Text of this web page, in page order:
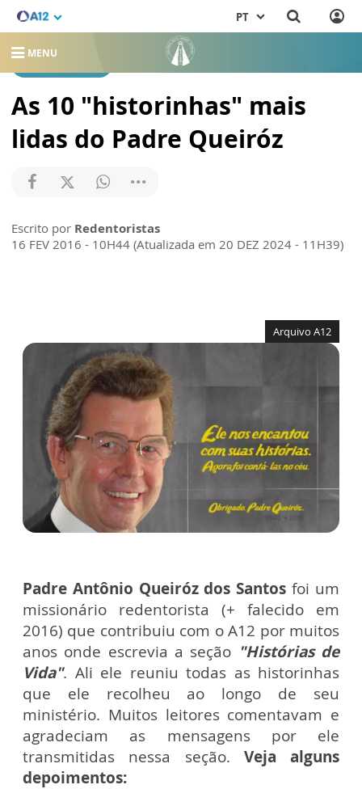
PT
MENU
As 10 "historinhas" mais
lidas do Padre Queiróz
Escrito por Redentoristas
16 FEV 2016 - 10H44 (Atualizada em 20 DEZ 2024 - 11H39)
Arquivo A12
Padre Antônio Queiróz dos Santos foi um
missionário redentorista (+ falecido em
2016) que contribuiu com o A12 por muitos
anos onde escrevia a seção "Histórias de
Vida". Ali ele reuniu todas as historinhas
que ele recolheu ao longo de seu
ministério. Muitos leitores comentavam e
agradeciam as mensagens por ele
transmitidas nessa seção. Veja alguns
depoimentos: